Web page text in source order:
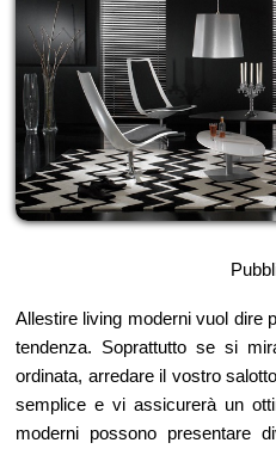
Allestire living moderni vuol dire
tendenza. Soprattutto se si
ordinata, arredare il vostro
semplice e vi assicurerà un
moderni possono presentare